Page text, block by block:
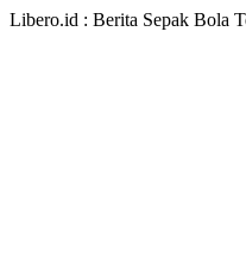
Libero.id : Berita Sepak Bola